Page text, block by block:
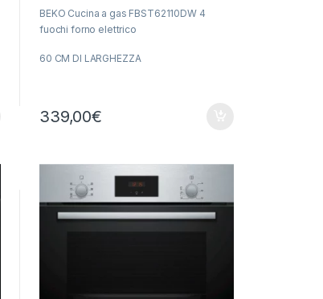
BEKO Cucina a gas FBST62110DW 4
fuochi forno elettrico
60 CM DI LARGHEZZA
339,00€